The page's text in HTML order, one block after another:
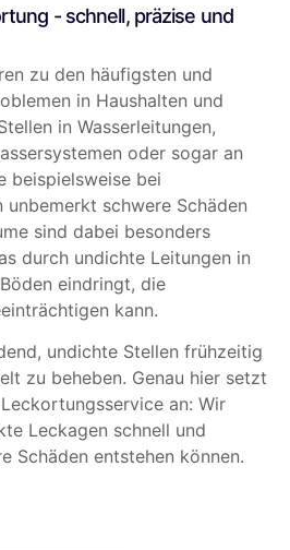
- schnell, präzise und
zu den häufigsten und
in Haushalten und
in Wasserleitungen,
oder sogar an
beispielsweise bei
unbemerkt schwere Schäden
sind dabei besonders
durch undichte Leitungen in
eindringt, die
kann.
undichte Stellen frühzeitig
zu beheben. Genau hier setzt
an: Wir
Leckagen schnell und
Schäden entstehen können.